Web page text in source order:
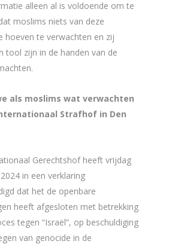
alleen al is voldoende om te
moslims niets van deze
hoeven te verwachten en zij
tool zijn in de handen van de
als moslims wat verwachten
Strafhof in Den
Gerechtshof heeft vrijdag
in een verklaring
dat het de openbare
heeft afgesloten met betrekking
tegen “Israël”, op beschuldiging
van genocide in de